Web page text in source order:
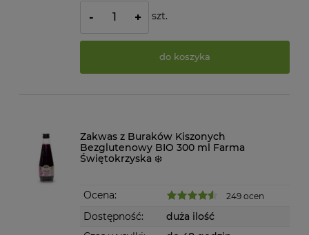
- + szt.
do koszyka
Zakwas z Buraków Kiszonych
Bezglutenowy BIO 300 ml Farma
Świętokrzyska ❄️
Ocena: 249 ocen
Dostępność:
duża ilość